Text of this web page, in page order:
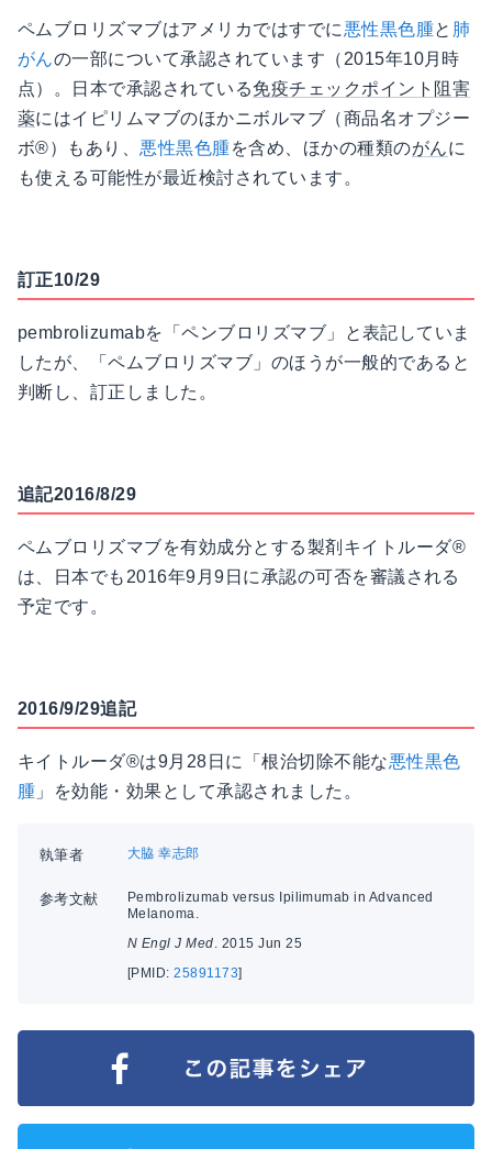
ペムブロリズマブはアメリカではすでに悪性黒色腫と 肺
がんの一部について承認されています（2015年10月時
点）。日本で承認されている免疫チェックポイント阻害
薬にはイピリムマブのほかニボルマブ（商品名オプジー
ボ®）もあり、悪性黒色腫を含め、ほかの種類のがんに
も使える可能性が最近検討されています。
訂正10/29
pembrolizumabを「ペンブロリズマブ」と表記していま
したが、「ペムブロリズマブ」のほうが一般的であると
判断し、訂正しました。
追記2016/8/29
ペムブロリズマブを有効成分とする製剤キイトルーダ®
は、日本でも2016年9月9日に承認の可否を審議される
予定です。
2016/9/29追記
キイトルーダ®は9月28日に「根治切除不能な悪性黒色
腫 」を効能・効果として承認されました。
執筆者 大脇 幸志郎
参考文献
Pembrolizumab versus Ipilimumab in Advanced
Melanoma.
N Engl J Med . 2015 Jun 25
[PMID:25891173]